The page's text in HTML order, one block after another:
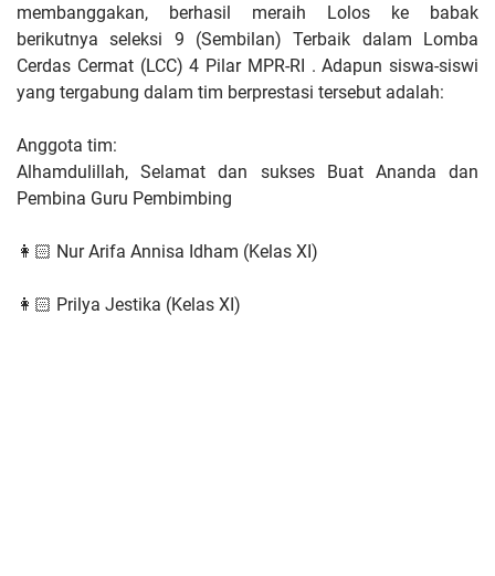
membanggakan, berhasil meraih Lolos ke babak
berikutnya seleksi 9 (Sembilan) Terbaik dalam Lomba
Cerdas Cermat (LCC) 4 Pilar MPR-RI . Adapun siswa-siswi
yang tergabung dalam tim berprestasi tersebut adalah:
Anggota tim:
Alhamdulillah, Selamat dan sukses Buat Ananda dan
Pembina Guru Pembimbing
👩🏻 Nur Arifa Annisa Idham (Kelas XI)
👩🏻 Prilya Jestika (Kelas XI)